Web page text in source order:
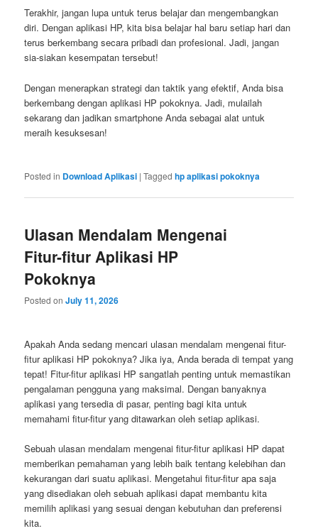
Terakhir, jangan lupa untuk terus belajar dan mengembangkan
diri. Dengan aplikasi HP, kita bisa belajar hal baru setiap hari dan
terus berkembang secara pribadi dan profesional. Jadi, jangan
sia-siakan kesempatan tersebut!
Dengan menerapkan strategi dan taktik yang efektif, Anda bisa
berkembang dengan aplikasi HP pokoknya. Jadi, mulailah
sekarang dan jadikan smartphone Anda sebagai alat untuk
meraih kesuksesan!
Posted in Download Aplikasi |Tagged hp aplikasi pokoknya
Ulasan Mendalam Mengenai
Fitur-fitur Aplikasi HP
Pokoknya
Posted onJuly 11, 2026
Apakah Anda sedang mencari ulasan mendalam mengenai fitur-
fitur aplikasi HP pokoknya? Jika iya, Anda berada di tempat yang
tepat! Fitur-fitur aplikasi HP sangatlah penting untuk memastikan
pengalaman pengguna yang maksimal. Dengan banyaknya
aplikasi yang tersedia di pasar, penting bagi kita untuk
memahami fitur-fitur yang ditawarkan oleh setiap aplikasi.
Sebuah ulasan mendalam mengenai fitur-fitur aplikasi HP dapat
memberikan pemahaman yang lebih baik tentang kelebihan dan
kekurangan dari suatu aplikasi. Mengetahui fitur-fitur apa saja
yang disediakan oleh sebuah aplikasi dapat membantu kita
memilih aplikasi yang sesuai dengan kebutuhan dan preferensi
kita.